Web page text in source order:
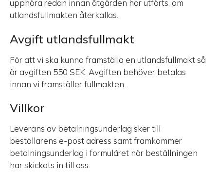
upphöra redan innan åtgärden har utförts, om
utlandsfullmakten återkallas.
Avgift utlandsfullmakt
För att vi ska kunna framställa en utlandsfullmakt så
är avgiften 550 SEK. Avgiften behöver betalas
innan vi framställer fullmakten.
Villkor
Leverans av betalningsunderlag sker till
beställarens e-post adress samt framkommer
betalningsunderlag i formuläret när beställningen
har skickats in till oss.